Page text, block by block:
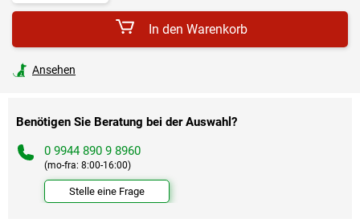
In den Warenkorb
Ansehen
Benötigen Sie Beratung bei der Auswahl?
0 9944 890 9 8960
(mo-fra: 8:00-16:00)
Stelle eine Frage